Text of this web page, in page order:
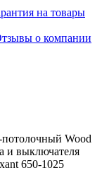
на товары
о компании
Wood
и выключателя
650-1025